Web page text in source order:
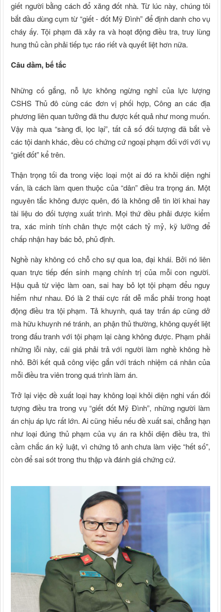
giết người bằng cách đổ xăng đốt nhà. Từ lúc này, chúng tôi
bắt đầu dùng cụm từ “giết - đốt Mỹ Đình” để định danh cho vụ
cháy ấy. Tội phạm đã xảy ra và hoạt động điều tra, truy lùng
hung thủ cần phải tiếp tục ráo riết và quyết liệt hơn nữa.
Câu dầm, bế tắc
Những cố gắng, nỗ lực không ngừng nghỉ của lực lượng
CSHS Thủ đô cùng các đơn vị phối hợp, Công an các địa
phương liên quan tưởng đã thu được kết quả như mong muốn.
Vậy mà qua “sàng đi, lọc lại”, tất cả số đối tượng đã bắt về
các tội danh khác, đều có chứng cứ ngoại phạm đối với với vụ
“giết đốt” kể trên.
Thận trọng tối đa trong việc loại một ai đó ra khỏi diện nghi
vấn, là cách làm quen thuộc của “dân” điều tra trọng án. Một
nguyên tắc không được quên, đó là không dễ tin lời khai hay
tài liệu do đối tượng xuất trình. Mọi thứ đều phải được kiểm
tra, xác minh tính chân thực một cách tỷ mỷ, kỹ lưỡng để
chấp nhận hay bác bỏ, phủ định.
Nghề này không có chỗ cho sự qua loa, đại khái. Bởi nó liên
quan trực tiếp đến sinh mạng chính trị của mỗi con người.
Hậu quả từ việc làm oan, sai hay bỏ lọt tội phạm đểu nguy
hiểm như nhau. Đó là 2 thái cực rất dễ mắc phải trong hoạt
động điều tra tội phạm. Tả khuynh, quá tay trấn áp cũng dở
mà hữu khuynh né tránh, an phận thủ thường, không quyết liệt
trong đấu tranh với tội phạm lại càng không được. Phạm phải
những lỗi này, cái giá phải trả với người làm nghề không hề
nhỏ. Bởi kết quả công việc gắn với trách nhiệm cá nhân của
mỗi điều tra viên trong quá trình làm án.
Trở lại việc đề xuất loại hay không loại khỏi diện nghi vấn đối
tượng điều tra trong vụ “giết đốt Mỹ Đình”, những người làm
án chịu áp lực rất lớn. Ai cũng hiểu nếu đề xuất sai, chẳng hạn
như loại đúng thủ phạm của vụ án ra khỏi diện điều tra, thì
cầm chắc án kỷ luật, vì chứng tỏ anh chưa làm việc “hết số”,
còn để sai sót trong thu thập và đánh giá chứng cứ.